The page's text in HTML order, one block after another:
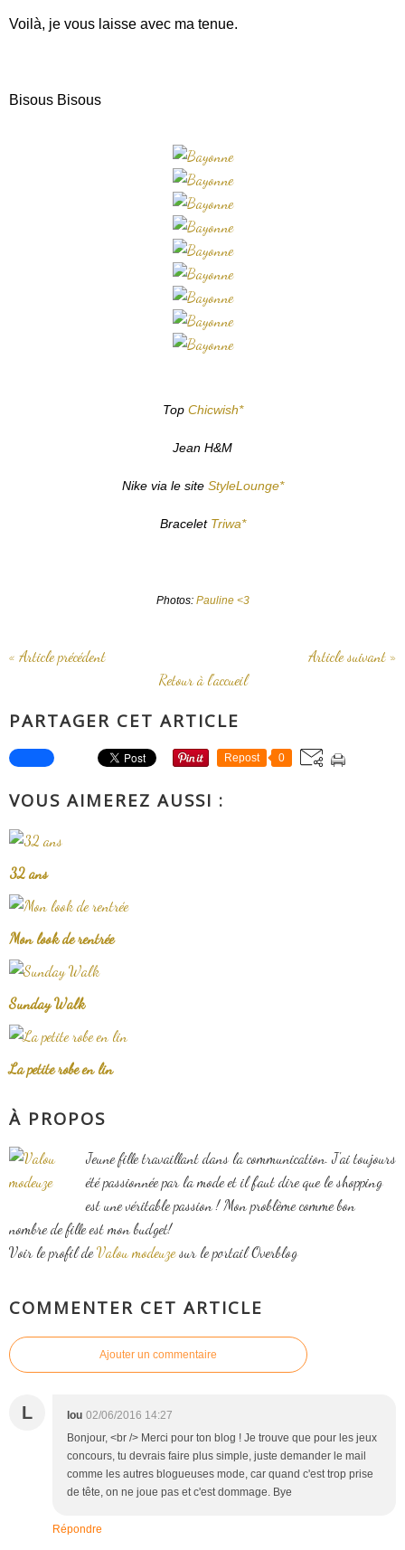
Voilà, je vous laisse avec ma tenue.
Bisous Bisous
Top Chicwish*
Jean H&M
Nike via le site StyleLounge*
Bracelet Triwa*
Photos:Pauline <3
« Article précédent
Article suivant »
Retour à l'accueil
PARTAGER CET ARTICLE
Repost 0
VOUS AIMEREZ AUSSI :
32 ans
Mon look de rentrée
Sunday Walk
La petite robe en lin
À PROPOS
Jeune fille travaillant dans la communication. J'ai toujours
été passionnée par la mode et il faut dire que le shopping
est une véritable passion ! Mon problème comme bon
nombre de fille est mon budget!
Voir le profil deValou modeuzesur le portail Overblog
COMMENTER CET ARTICLE
Ajouter un commentaire
L lou 02/06/2016 14:27
Bonjour, <br /> Merci pour ton blog ! Je trouve que pour les jeux
concours, tu devrais faire plus simple, juste demander le mail
comme les autres blogueuses mode, car quand c'est trop prise
de tête, on ne joue pas et c'est dommage. Bye
Répondre